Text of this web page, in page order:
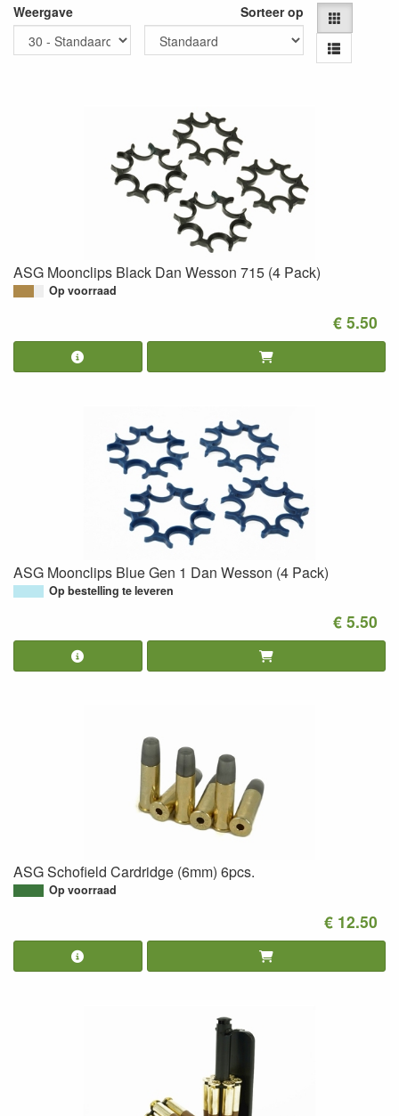
Weergave Sorteer op
ASG Moonclips Black Dan Wesson 715 (4 Pack)
Op voorraad
€ 5.50
ASG Moonclips Blue Gen 1 Dan Wesson (4 Pack)
Op bestelling te leveren
€ 5.50
ASG Schofield Cardridge (6mm) 6pcs.
Op voorraad
€ 12.50